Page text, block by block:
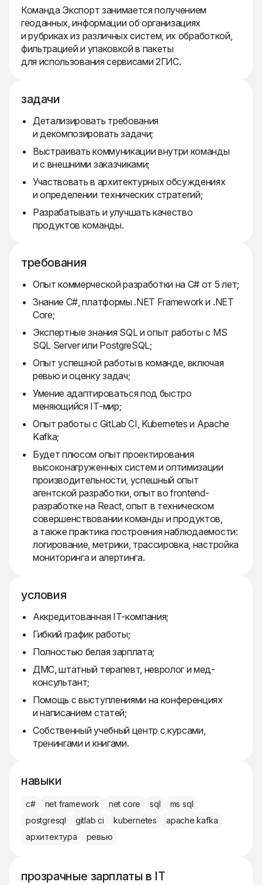
Команда Экспорт занимается получением
геоданных, информации об организациях
и рубриках из различных систем, их обработкой,
фильтрацией и упаковкой в пакеты
для использования сервисами 2ГИС.
задачи
Детализировать требования
и декомпозировать задачи;
Выстраивать коммуникации внутри команды
и с внешними заказчиками;
Участвовать в архитектурных обсуждениях
и определении технических стратегий;
Разрабатывать и улучшать качество
продуктов команды.
требования
Опыт коммерческой разработки на C# от 5 лет;
Знание C#, платформы .NET Framework и .NET
Core;
Экспертные знания SQL и опыт работы с MS
SQL Server или PostgreSQL;
Опыт успешной работы в команде, включая
ревью и оценку задач;
Умение адаптироваться под быстро
меняющийся IT-мир;
Опыт работы с GitLab CI, Kubernetes и Apache
Kafka;
Будет плюсом опыт проектирования
высоконагруженных систем и оптимизации
производительности, успешный опыт
агентской разработки, опыт во frontend-
разработке на React, опыт в техническом
совершенствовании команды и продуктов,
а также практика построения наблюдаемости:
логирование, метрики, трассировка, настройка
мониторинга и алертинга.
условия
Аккредитованная IT-компания;
Гибкий график работы;
Полностью белая зарплата;
ДМС, штатный терапевт, невролог и мед-
консультант;
Помощь с выступлениями на конференциях
и написанием статей;
Собственный учебный центр с курсами,
тренингами и книгами.
навыки
c# net framework net core sql
ms sql
postgresql
gitlab ci kubernetes
apache kafka
архитектура
ревью
прозрачные зарплаты в IT